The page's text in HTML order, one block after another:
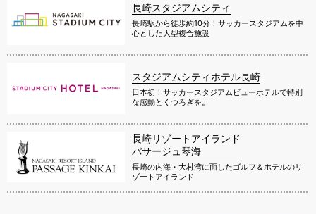
長崎スタジアムシティ
長崎駅から徒歩約10分！サッカースタジアムを中
心とした大型複合施設
スタジアムシティホテル長崎
日本初！サッカースタジアムビューホテルで特別
な感動とくつろぎを。
長崎リゾートアイランド
パサージュ琴海
長崎の内海・大村湾に面したゴルフ＆ホテルのリ
ゾートアイランド